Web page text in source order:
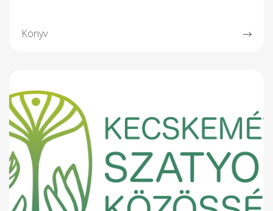
Könyv